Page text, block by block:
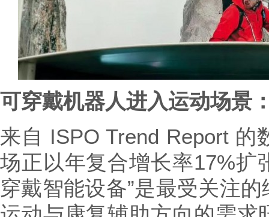
可穿戴机器人进入运动场景
来自 ISPO Trend Report
场正以年复合增长率17%扩
穿戴智能设备”是最受关注